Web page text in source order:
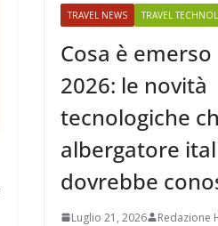
TRAVEL NEWS TRAVEL
Cosa è emerso
2026: le novità
tecnologiche
albergatore
dovrebbe
Luglio 21, 2026 Redazione